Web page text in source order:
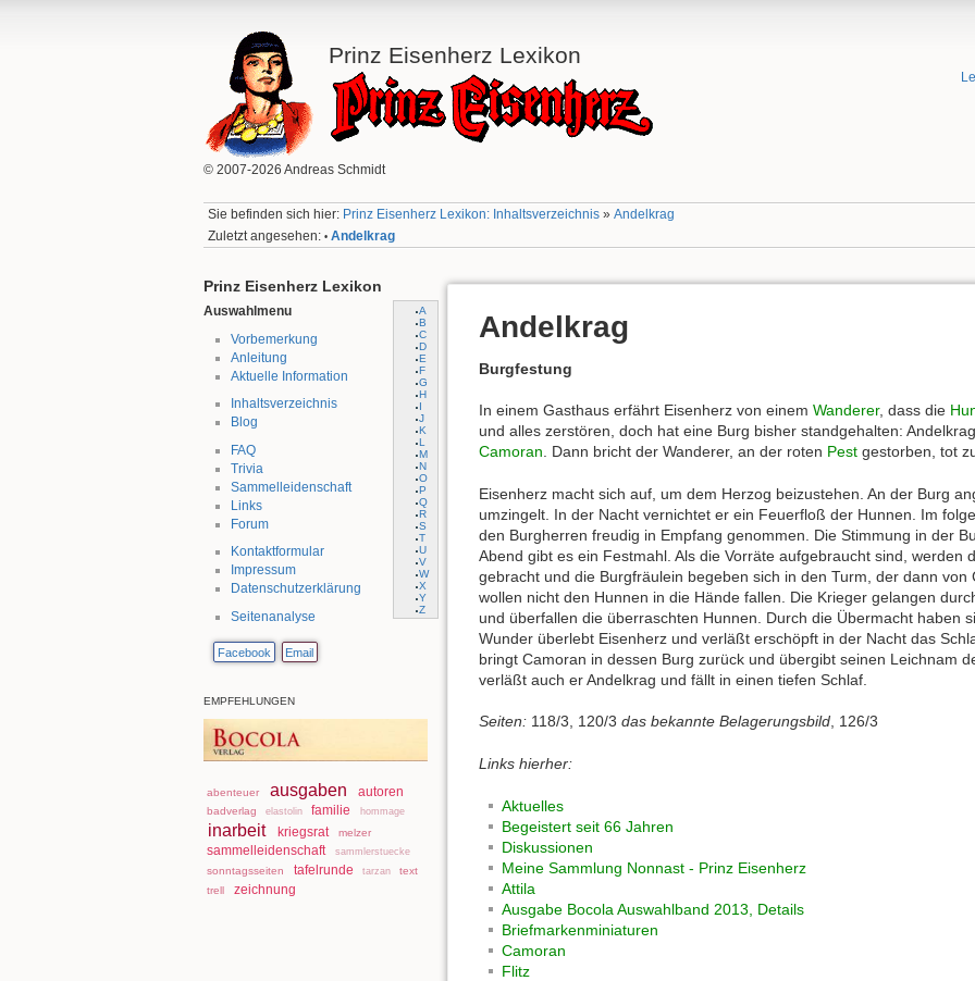
Prinz Eisenherz Lexikon
© 2007-2026 Andreas Schmidt
Sie befinden sich hier: Prinz Eisenherz Lexikon: Inhaltsverzeichnis »Andelkrag
Zuletzt angesehen: • Andelkrag
Prinz Eisenherz Lexikon
Auswahlmenu
A
B
C
D
E
F
G
H
I
J
K
L
M
N
O
P
Q
R
S
T
U
V
W
X
Y
Z
Vorbemerkung
Anleitung
Aktuelle Information
Inhaltsverzeichnis
Blog
FAQ
Trivia
Sammelleidenschaft
Links
Forum
Kontaktformular
Impressum
Datenschutzerklärung
Seitenanalyse
Facebook Email
EMPFEHLUNGEN
abenteuer ausgaben autoren
badverlag elastolin familie hommage
inarbeit kriegsrat melzer
sammelleidenschaft sammlerstuecke
sonntagsseiten tafelrunde tarzan
text
trell
zeichnung
Andelkrag
Burgfestung
In einem Gasthaus erfährt Eisenherz von einem Wanderer, dass die
und alles zerstören, doch hat eine Burg bisher standgehalten:
Camoran. Dann bricht der Wanderer, an der roten Pest gestorben, tot
Eisenherz macht sich auf, um dem Herzog beizustehen. An der Burg
umzingelt. In der Nacht vernichtet er ein Feuerfloß der Hunnen. Im
den Burgherren freudig in Empfang genommen. Die Stimmung in der
Abend gibt es ein Festmahl. Als die Vorräte aufgebraucht sind, werden
gebracht und die Burgfräulein begeben sich in den Turm, der dann von
wollen nicht den Hunnen in die Hände fallen. Die Krieger gelangen
und überfallen die überraschten Hunnen. Durch die Übermacht haben
Wunder überlebt Eisenherz und verläßt erschöpft in der Nacht das
bringt Camoran in dessen Burg zurück und übergibt seinen Leichnam
verläßt auch er Andelkrag und fällt in einen tiefen Schlaf.
Seiten: 118/3, 120/3 das bekannte Belagerungsbild, 126/3
Links hierher:
Aktuelles
Begeistert seit 66 Jahren
Diskussionen
Meine Sammlung Nonnast - Prinz Eisenherz
Attila
Ausgabe Bocola Auswahlband 2013, Details
Briefmarkenminiaturen
Camoran
Flitz